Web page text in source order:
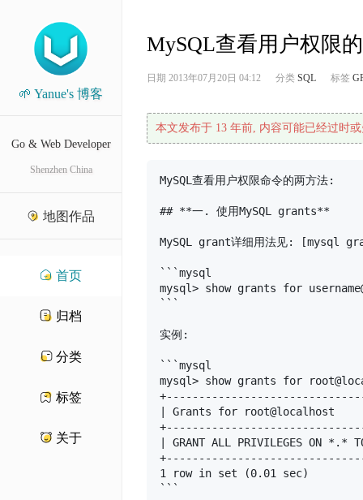
🌱 Yanue's 博客
Go & Web Developer
Shenzhen China
地图作品
首页
归档
分类
标签
关于
MySQL查看用户权限
日期 2013年07月20日 04:12 分类 SQL 标签
本文发布于 13 年前, 内容可能已经过时
MySQL查看用户权限命令的两方法:
## **一. 使用MySQL grants**
MySQL grant详细用法见:
```mysql
mysql> show grants for
```
实例:
```mysql
mysql> show grants for
| Grants for
| GRANT ALL PRIVILEGES ON
1 row in set (0.01 sec)
```